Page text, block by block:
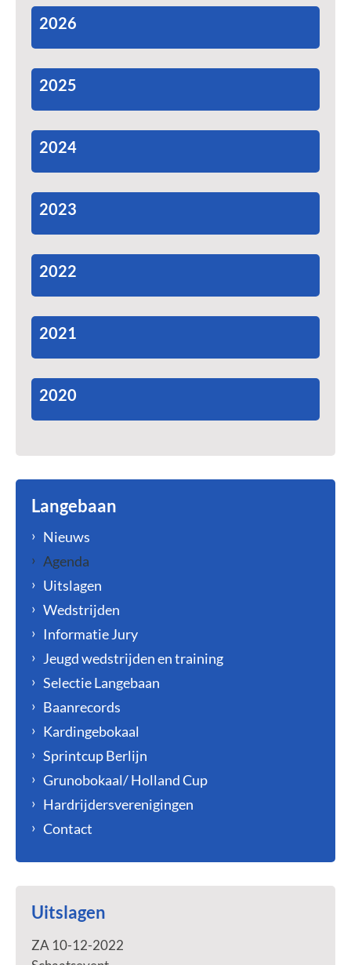
2026
2025
2024
2023
2022
2021
2020
Langebaan
Nieuws
Agenda
Uitslagen
Wedstrijden
Informatie Jury
Jeugd wedstrijden en training
Selectie Langebaan
Baanrecords
Kardingebokaal
Sprintcup Berlijn
Grunobokaal/ Holland Cup
Hardrijdersverenigingen
Contact
Uitslagen
ZA 10-12-2022